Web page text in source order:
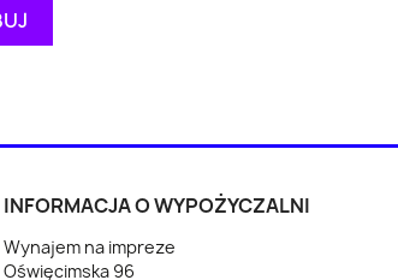
Racibórz
Lubartów
Koło
INFORMACJA O WYPOŻYCZALNI
Wynajem na impreze
Oświęcimska 96